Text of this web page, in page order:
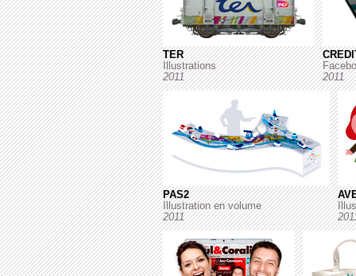
TER
Illustrations
2011
2011
PAS2
Illustration en volume
2011